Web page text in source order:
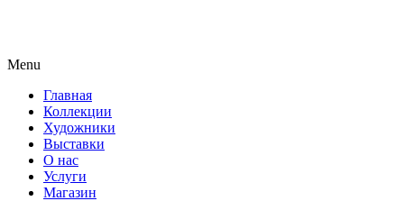
Menu
Главная
Коллекции
Художники
Выставки
О нас
Услуги
Магазин